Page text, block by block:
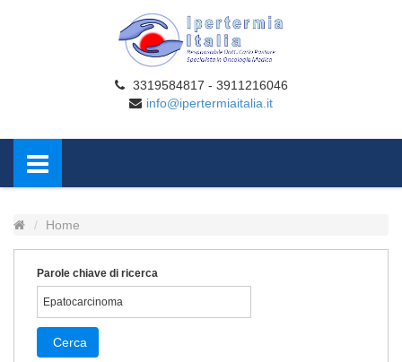
3319584817 - 3911216046
info@ipertermiaitalia.it
Home
Parole chiave di ricerca
Cerca